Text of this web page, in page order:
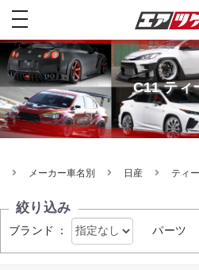
toggle
C11 ティ
メーカー車名別 日産 ティ
絞り込み
ブランド ： パーツ